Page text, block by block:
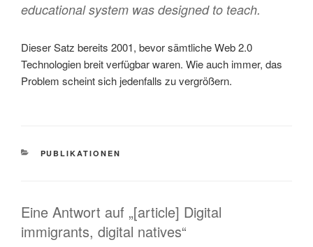
educational system was designed to teach.
Dieser Satz bereits 2001, bevor sämtliche Web 2.0
Technologien breit verfügbar waren. Wie auch immer, das
Problem scheint sich jedenfalls zu vergrößern.
KATEGORIEN
PUBLIKATIONEN
Eine Antwort auf „[article] Digital
immigrants, digital natives“